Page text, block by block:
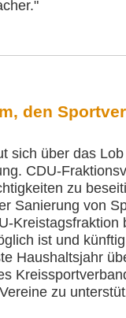
den
sich über das
CDU-
zu
Sanierung von
Kreistagsfraktion
ist und
Haushaltsjahr
zu